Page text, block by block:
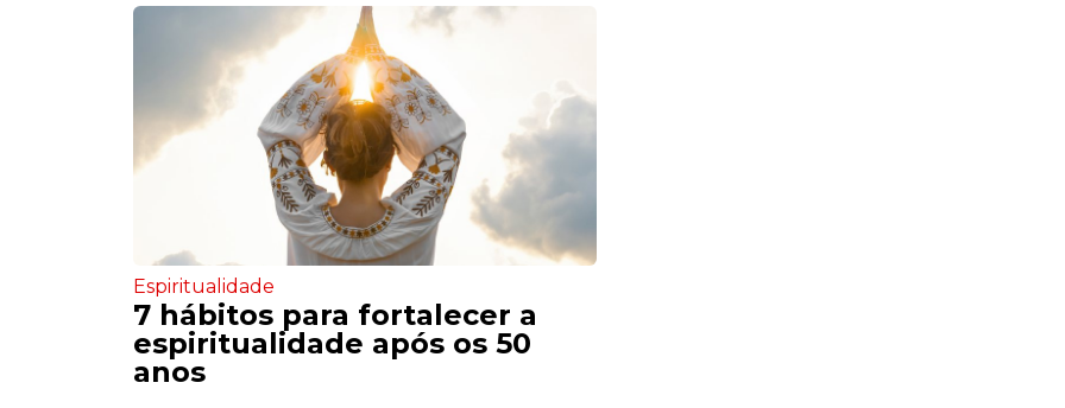
Espiritualidade
7 hábitos para fortalecer a
espiritualidade após os 50
anos